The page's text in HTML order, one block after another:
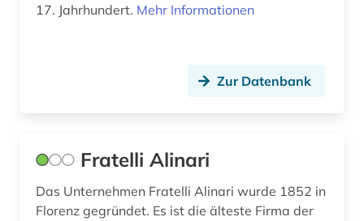
17. Jahrhundert. Mehr Informationen
Zur Datenbank
Fratelli Alinari
Das Unternehmen Fratelli Alinari wurde 1852 in
Florenz gegründet. Es ist die älteste Firma der